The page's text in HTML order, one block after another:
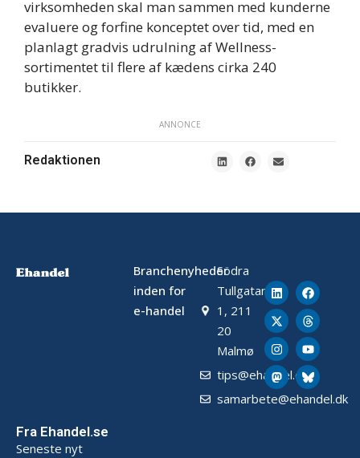
virksomheden skal man sammen med kunderne
evaluere og forfine konceptet over tid, med en
planlagt gradvis udrulning af Wellness-
sortimentet til flere af kædens cirka 240
butikker.
ANNONCE
Redaktionen
Branchenyheder
inden for
e-handel
Södra
Tullgatan
1, 211
20
Malmø
tips@ehandel.dk
samarbete@ehandel.dk
Fra Ehandel.se
Seneste nyt